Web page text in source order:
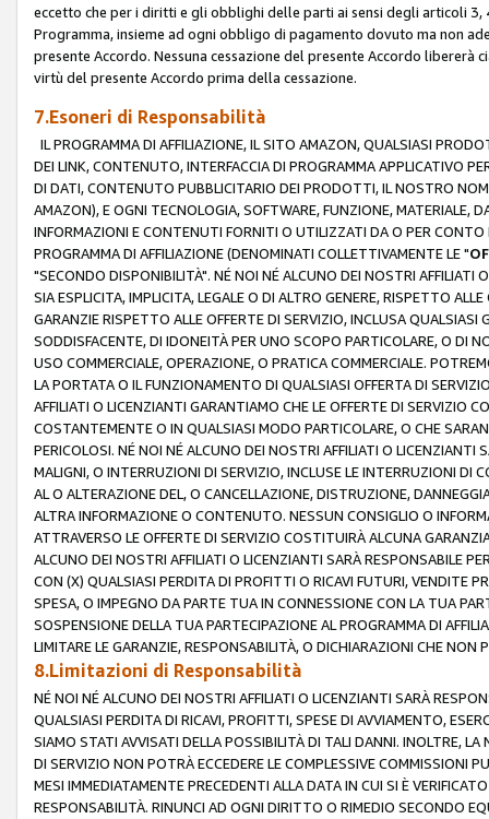
eccetto che per i diritti e gli obblighi delle parti ai sensi degli articoli
Programma, insieme ad ogni obbligo di pagamento dovuto ma non
presente Accordo. Nessuna cessazione del presente Accordo
virtù del presente Accordo prima della cessazione.
7.Esoneri di Responsabilità
IL PROGRAMMA DI AFFILIAZIONE, IL SITO AMAZON, QUALSIASI
DEI LINK, CONTENUTO, INTERFACCIA DI PROGRAMMA APPLICATIVO
DI DATI, CONTENUTO PUBBLICITARIO DEI PRODOTTI, IL NOSTRO
AMAZON), E OGNI TECNOLOGIA, SOFTWARE, FUNZIONE, MATERIALE,
INFORMAZIONI E CONTENUTI FORNITI O UTILIZZATI DA O PER
PROGRAMMA DI AFFILIAZIONE (DENOMINATI COLLETTIVAMENTE LE "
"SECONDO DISPONIBILITÀ". NÉ NOI NÉ ALCUNO DEI NOSTRI
SIA ESPLICITA, IMPLICITA, LEGALE O DI ALTRO GENERE, RISPETTO
GARANZIE RISPETTO ALLE OFFERTE DI SERVIZIO, INCLUSA
SODDISFACENTE, DI IDONEITÀ PER UNO SCOPO PARTICOLARE, O DI
USO COMMERCIALE, OPERAZIONE, O PRATICA COMMERCIALE.
LA PORTATA O IL FUNZIONAMENTO DI QUALSIASI OFFERTA DI
AFFILIATI O LICENZIANTI GARANTIAMO CHE LE OFFERTE DI SERVIZIO
COSTANTEMENTE O IN QUALSIASI MODO PARTICOLARE, O CHE
PERICOLOSI. NÉ NOI NÉ ALCUNO DEI NOSTRI AFFILIATI O LICENZIANTI
MALIGNI, O INTERRUZIONI DI SERVIZIO, INCLUSE LE INTERRUZIONI DI
AL O ALTERAZIONE DEL, O CANCELLAZIONE, DISTRUZIONE,
ALTRA INFORMAZIONE O CONTENUTO. NESSUN CONSIGLIO O
ATTRAVERSO LE OFFERTE DI SERVIZIO COSTITUIRÀ ALCUNA
ALCUNO DEI NOSTRI AFFILIATI O LICENZIANTI SARÀ RESPONSABILE
CON (X) QUALSIASI PERDITA DI PROFITTI O RICAVI FUTURI, VENDITE
SPESA, O IMPEGNO DA PARTE TUA IN CONNESSIONE CON LA TUA
SOSPENSIONE DELLA TUA PARTECIPAZIONE AL PROGRAMMA DI
LIMITARE LE GARANZIE, RESPONSABILITÀ, O DICHIARAZIONI CHE NON
8.Limitazioni di Responsabilità
NÉ NOI NÉ ALCUNO DEI NOSTRI AFFILIATI O LICENZIANTI SARÀ
QUALSIASI PERDITA DI RICAVI, PROFITTI, SPESE DI AVVIAMENTO,
SIAMO STATI AVVISATI DELLA POSSIBILITÀ DI TALI DANNI. INOLTRE,
DI SERVIZIO NON POTRÀ ECCEDERE LE COMPLESSIVE COMMISSIONI
MESI IMMEDIATAMENTE PRECEDENTI ALLA DATA IN CUI SI È
RESPONSABILITÀ. RINUNCI AD OGNI DIRITTO O RIMEDIO SECONDO